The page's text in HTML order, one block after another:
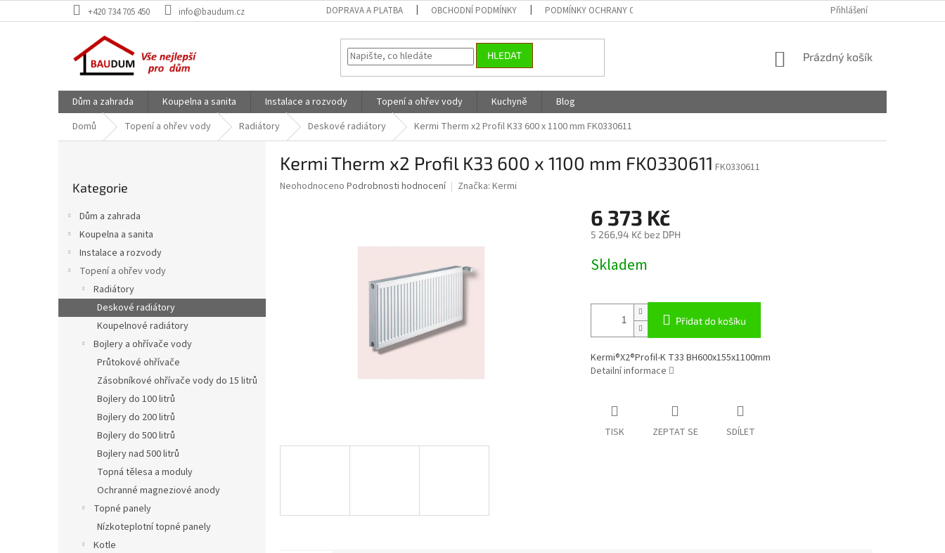
na
+420 734 705 450 info@baudum.cz DOPRAVA A PLATBA OBCHODNÍ PODMÍNKY PODMÍNKY OCHRANY OSOBNÍCH ÚDAJŮ Přihlášení
HLEDAT
NÁKUPNÍ
Prázdný košík
Dům a zahrada Koupelna a sanita Instalace a rozvody Topení a ohřev vody Kuchyně
Blog
Domů
Topení a ohřev vody Radiátory Deskové radiátory Kermi Therm x2 Profil K33 600 x 1100 mm FK0330611
a
n
kategorie
Kategorie
Dům a zahrada
Koupelna a sanita
Instalace a rozvody
Topení a ohřev vody
Radiátory
Deskové radiátory
Koupelnové radiátory
Bojlery a ohřívače vody
Průtokové ohřívače
Zásobníkové ohřívače vody do 15 litrů
Bojlery do 100 litrů
Bojlery do 200 litrů
Bojlery do 500 litrů
Bojlery nad 500 litrů
Topná tělesa a moduly
Ochranné magneziové anody
Topné panely
Nízkoteplotní topné panely
Kotle
Kermi Therm x2 Profil K33 600 x 1100 mm FK0330611 FK0330611
Průměrné
Neohodnoceno Podrobnosti hodnocení Značka: Kermi
6 373 Kč
5 266,94 Kč bez DPH
cena:
Skladem
Přidat do košíku
Kermi®X2®Profil-K T33 BH600x155x1100mm
Detailní informace
TISK ZEPTAT SE SDÍLET